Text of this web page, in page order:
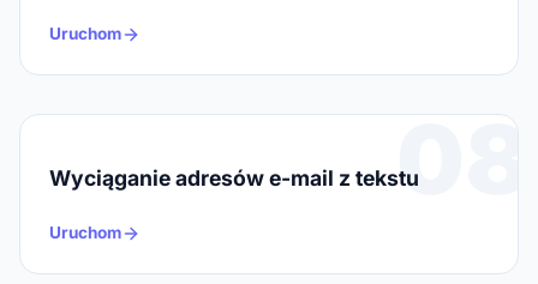
Uruchom
08
Wyciąganie adresów e-mail z tekstu
Uruchom